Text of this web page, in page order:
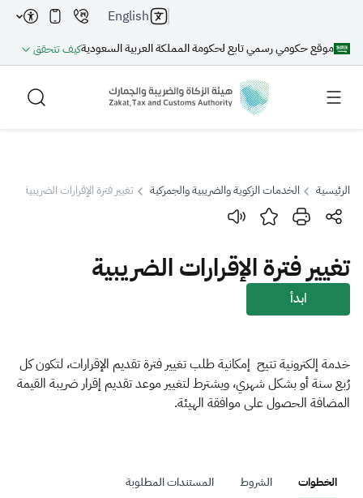
موقع حكومي رسمي تابع لحكومة المملكة العربية السعوديةكيف تتحقق
English
بحث
بحث بحث AI
الزكاة الجمارك
ضريبة القيمة المضافة
الإقرار الضريبي
التصرفات العقارية
الرئيسية الخدمات الزكوية والضريبية والجمركية تغيير فترة الإقرارات الضريبية
تغيير فترة الإقرارات الضريبية
ابدأ
خدمة إلكترونية تتيح إمكانية طلب تغيير فترة تقديم الإقرارات، لتكون كل
رُبع سنة أو بشكل شهري، ويشترط لتغيير موعد تقديم إقرار ضريبة القيمة
المضافة الحصول على موافقة الهيئة.
الخطوات الشروط المستندات المطلوبة